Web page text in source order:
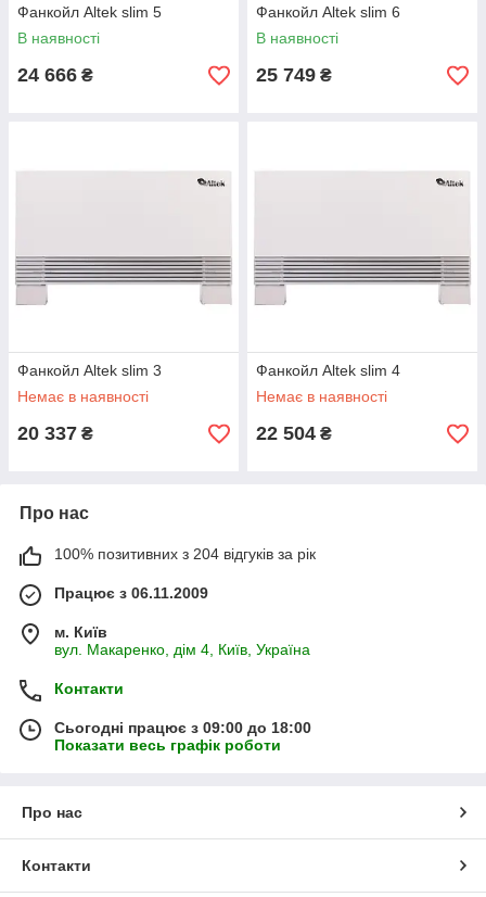
Фанкойл Altek slim 5
В наявності
24 666 ₴
Фанкойл Altek slim 6
В наявності
25 749 ₴
Фанкойл Altek slim 3
Немає в наявності
20 337 ₴
Фанкойл Altek slim 4
Немає в наявності
22 504 ₴
Про нас
100% позитивних з 204 відгуків за рік
Працює з 06.11.2009
м. Київ
вул. Макаренко, дім 4, Київ, Україна
Контакти
Сьогодні працює з 09:00 до 18:00
Показати весь графік роботи
Про нас
Контакти